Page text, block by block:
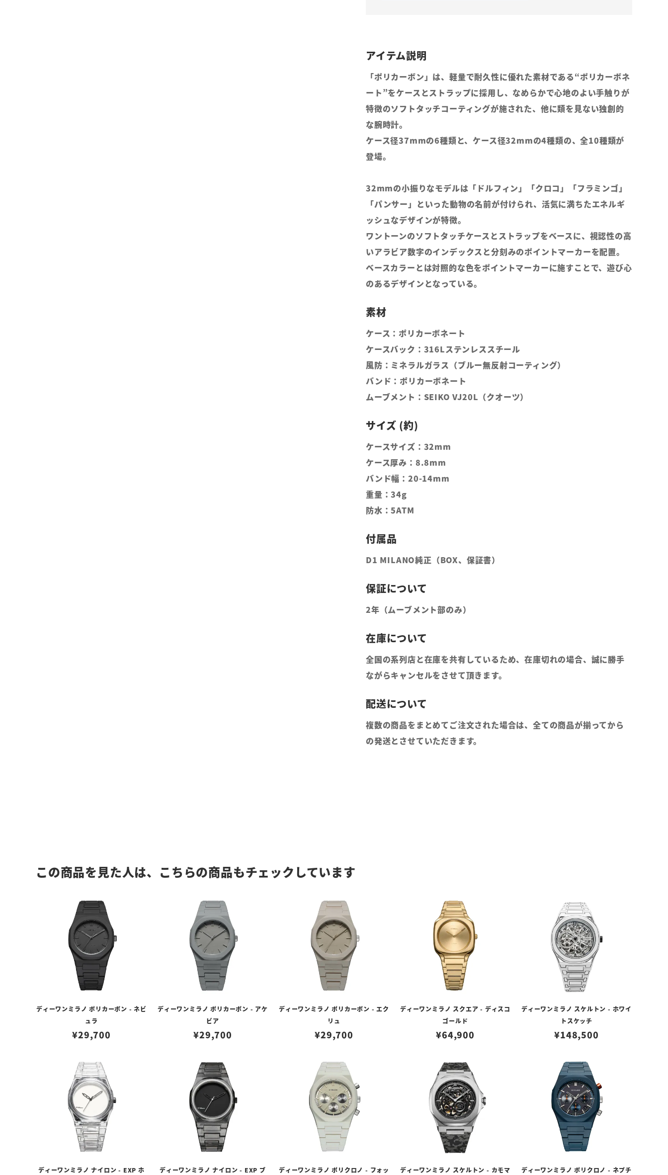
「ポリカーボン」は、軽量で耐久性に優れた素材である“ポリカーボネ
ート”をケースとストラップに採用し、なめらかで心地のよい手触りが
特徴のソフトタッチコーティングが施された、他に類を見ない独創的
な腕時計。
ケース径37mmの6種類と、ケース径32mmの4種類の、全10種類が
登場。
32mmの小振りなモデルは「ドルフィン」「クロコ」「フラミンゴ」
「パンサー」といった動物の名前が付けられ、活気に満ちたエネルギ
ッシュなデザインが特徴。
ワントーンのソフトタッチケースとストラップをベースに、視認性の高
いアラビア数字のインデックスと分刻みのポイントマーカーを配置。
ベースカラーとは対照的な色をポイントマーカーに施すことで、遊び心
のあるデザインとなっている。
ケース：ポリカーボネート
ケースバック：316Lステンレススチール
風防：ミネラルガラス（ブルー無反射コーティング）
バンド：ポリカーボネート
ムーブメント：SEIKO VJ20L（クオーツ）
ケースサイズ：32mm
ケース厚み：8.8mm
バンド幅：20-14mm
重量：34g
防水：5ATM
D1 MILANO純正（BOX、保証書）
2年（ムーブメント部のみ）
全国の系列店と在庫を共有しているため、在庫切れの場合、誠に勝手
ながらキャンセルをさせて頂きます。
複数の商品をまとめてご注文された場合は、全ての商品が揃ってから
の発送とさせていただきます。
この商品を見た人は、こちらの商品もチェックしています
ディーワンミラノ ポリカーボン - ネビ
ュラ
¥29,700
ディーワンミラノ ポリカーボン - アケ
ビア
¥29,700
ディーワンミラノ ポリカーボン - エク
リュ
¥29,700
ディーワンミラノ スクエア - ディスコ
ゴールド
¥64,900
ディーワンミラノ スケルトン - ホワイ
トスケッチ
¥148,500
ディーワンミラノ ナイロン - EXP ホ ディーワンミラノ ナイロン - EXP ブ ディーワンミラノ ポリクロノ - フォッ ディーワンミラノ スケルトン - カモマ ディーワンミラノ ポリクロノ - ネプチ